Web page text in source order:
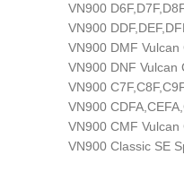
VN900
VN900
VN900 DMF Vulcan
VN900 DNF Vulcan
VN900
VN900
VN900 CMF Vulcan
VN900 Classic SE